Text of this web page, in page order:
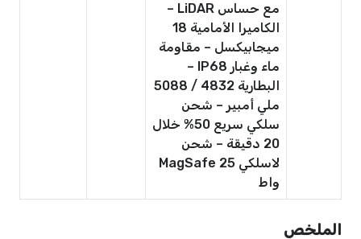
مع حساس LiDAR –
الكاميرا الأمامية 18
ميجابيكسل – مقاومة
ماء وغبار IP68 –
البطارية 4832 / 5088
ملي أمبير – شحن
سلكي سريع 50% خلال
20 دقيقة – شحن
لاسلكي MagSafe 25
واط
الملخص